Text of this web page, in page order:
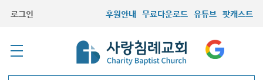
로그인 후원안내 무료다운로드 유튜브 팟캐스트